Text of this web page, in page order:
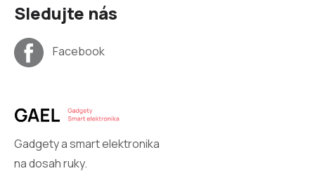
Sledujte nás
Facebook
Gadgety a smart elektronika
na dosah ruky.